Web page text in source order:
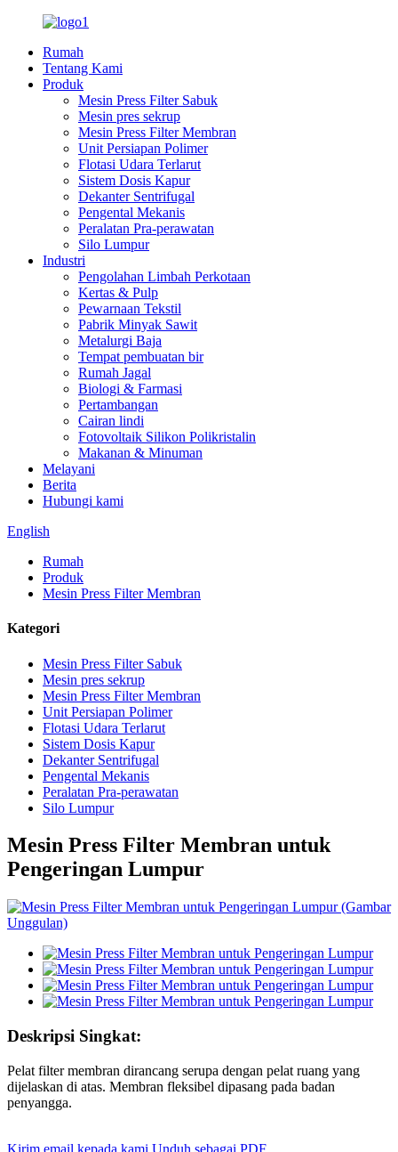
Rumah
Tentang Kami
Produk
Mesin Press Filter Sabuk
Mesin pres sekrup
Mesin Press Filter Membran
Unit Persiapan Polimer
Flotasi Udara Terlarut
Sistem Dosis Kapur
Dekanter Sentrifugal
Pengental Mekanis
Peralatan Pra-perawatan
Silo Lumpur
Industri
Pengolahan Limbah Perkotaan
Kertas & Pulp
Pewarnaan Tekstil
Pabrik Minyak Sawit
Metalurgi Baja
Tempat pembuatan bir
Rumah Jagal
Biologi & Farmasi
Pertambangan
Cairan lindi
Fotovoltaik Silikon Polikristalin
Makanan & Minuman
Melayani
Berita
Hubungi kami
English
Rumah
Produk
Mesin Press Filter Membran
Kategori
Mesin Press Filter Sabuk
Mesin pres sekrup
Mesin Press Filter Membran
Unit Persiapan Polimer
Flotasi Udara Terlarut
Sistem Dosis Kapur
Dekanter Sentrifugal
Pengental Mekanis
Peralatan Pra-perawatan
Silo Lumpur
Mesin Press Filter Membran untuk
Pengeringan Lumpur
Deskripsi Singkat:
Pelat filter membran dirancang serupa dengan pelat ruang yang
dijelaskan di atas. Membran fleksibel dipasang pada badan
penyangga.
Kirim email kepada kami Unduh sebagai PDF